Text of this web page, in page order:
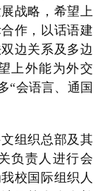
战略，希望上
作，以话语建
边关系及多边
上外能为外交
“会语言、通国
组织总部及其
负责人进行会
校国际组织人